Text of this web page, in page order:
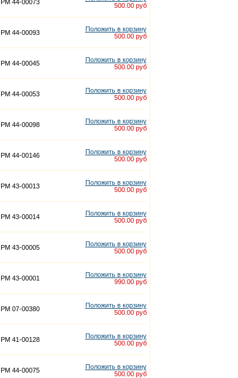
PM 44-00073
500.00 руб
PM 44-00093
Положить в корзину
500.00 руб
PM 44-00045
Положить в корзину
500.00 руб
PM 44-00053
Положить в корзину
500.00 руб
PM 44-00098
Положить в корзину
500.00 руб
PM 44-00146
Положить в корзину
500.00 руб
PM 43-00013
Положить в корзину
500.00 руб
PM 43-00014
Положить в корзину
500.00 руб
PM 43-00005
Положить в корзину
500.00 руб
PM 43-00001
Положить в корзину
990.00 руб
PM 07-00380
Положить в корзину
500.00 руб
PM 41-00128
Положить в корзину
500.00 руб
PM 44-00075
Положить в корзину
500.00 руб